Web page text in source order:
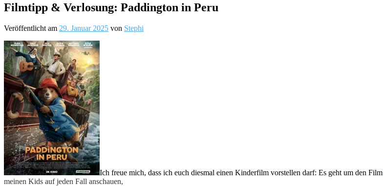
Filmtipp & Verlosung: Paddington in Peru
Veröffentlicht am 29. Januar 2025 von Stephi
Ich freue mich, dass ich euch diesmal einen Kinderfilm vorstellen darf: Es geht um den Film
meinen Kids auf jeden Fall anschauen,